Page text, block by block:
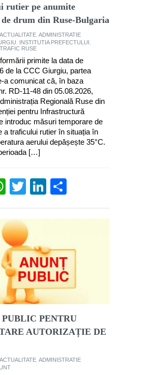
rutier pe anumite
de drum din Ruse-Bulgaria
ACTUALITATE ADMINISTRATIE
INSTITUTIA PREFECTULUI
RUSE
primite la data de
de la CCC Giurgiu, partea
a comunicat că, în baza
RD-11-48 din 05.08.2026,
Regională Ruse din
pentru Infrastructură
introduc măsuri temporare de
a traficului rutier în situația în
aerului depășește 35°C.
[…]
WhatsApp
TwitterLinkedIn
PENTRU
AUTORIZAȚIE DE
ACTUALITATE ADMINISTRATIE